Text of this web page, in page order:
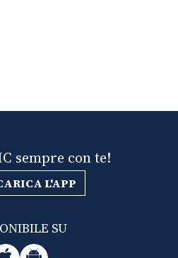
sempre con te!
L'APP
SU